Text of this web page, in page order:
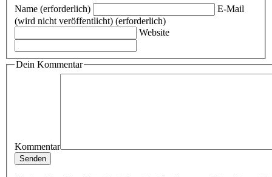
Name (erforderlich)
E-Mail
(wird nicht veröffentlicht) (erforderlich)
Website
Dein Kommentar
Kommentar